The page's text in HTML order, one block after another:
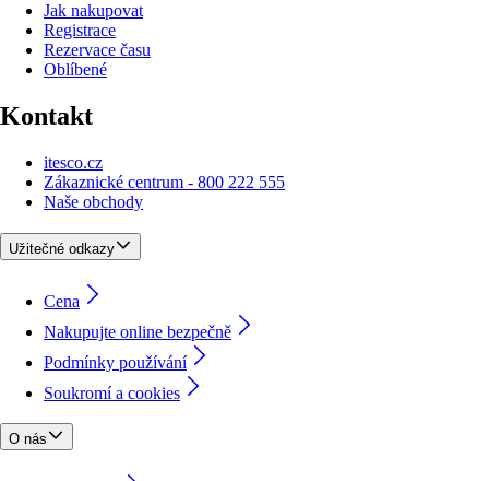
Jak nakupovat
Registrace
Rezervace času
Oblíbené
Kontakt
itesco.cz
Zákaznické centrum - 800 222 555
Naše obchody
Užitečné odkazy
Cena
Nakupujte online bezpečně
Podmínky používání
Soukromí a cookies
O nás